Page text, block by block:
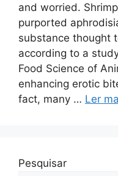
and worried.
purported
substance thought
according to a
Food Science of
enhancing erotic
fact, many … Ler
Pesquisar